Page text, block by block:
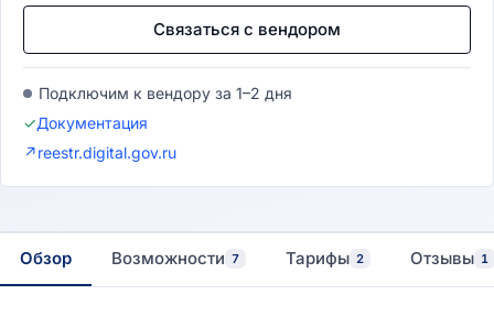
Связаться с вендором
Подключим к вендору за 1–2 дня
✓Документация
↗reestr.digital.gov.ru
Обзор Возможности 7 Тарифы 2 Отзывы 1